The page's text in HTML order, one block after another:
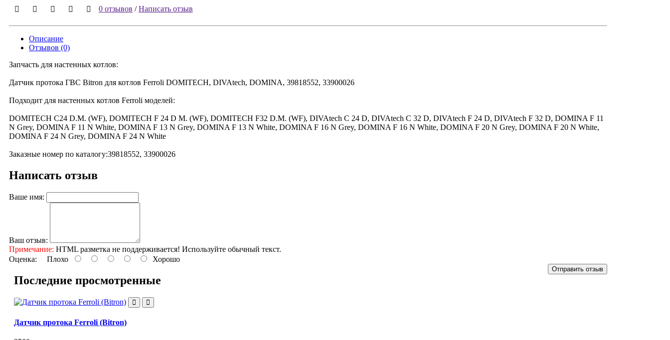
0 отзывов /Написать отзыв
Описание
Отзывов (0)
Запчасть для настенных котлов:
Датчик протока ГВС Bitron для котлов Ferroli DOMITECH, DIVAtech, DOMINA, 39818552, 33900026
Подходит для настенных котлов Ferroli моделей:
DOMITECH C24 D.M. (WF), DOMITECH F 24 D M. (WF), DOMITECH F32 D.M. (WF), DIVAtech C 24 D, DIVAtech C 32 D, DIVAtech F 24 D, DIVAtech F 32 D, DOMINA F 11
N Grey, DOMINA F 11 N White, DOMINA F 13 N Grey, DOMINA F 13 N White, DOMINA F 16 N Grey, DOMINA F 16 N White, DOMINA F 20 N Grey, DOMINA F 20 N White,
DOMINA F 24 N Grey, DOMINA F 24 N White
Заказные номер по каталогу:39818552, 33900026
Написать отзыв
Ваше имя:
Ваш отзыв:
Примечание: HTML разметка не поддерживается! Используйте обычный текст.
Оценка: Плохо Хорошо
Отправить отзыв
Последние просмотренные
Датчик протока Ferroli (Bitron)